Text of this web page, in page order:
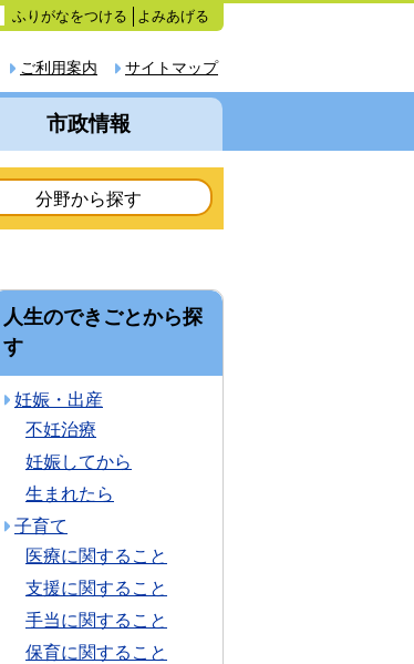
ふりがなをつける よみあげる
サイトマップ
ご利用案内
市政情報
分野から探す
人生のできごとから探
す
妊娠・出産
不妊治療
妊娠してから
生まれたら
子育て
医療に関すること
支援に関すること
手当に関すること
保育に関すること